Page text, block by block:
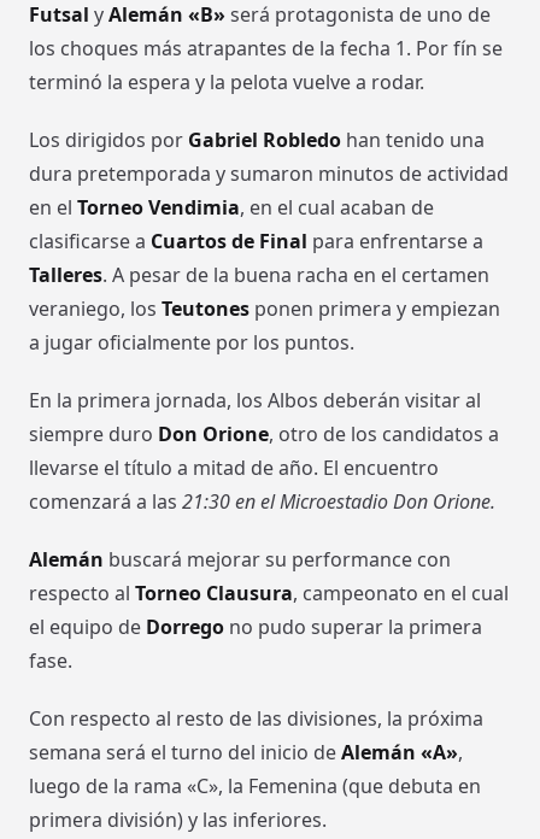
Futsal yAlemán «B» será protagonista de uno de
los choques más atrapantes de la fecha 1. Por fín se
terminó la espera y la pelota vuelve a rodar.
Los dirigidos por Gabriel Robledo han tenido una
dura pretemporada y sumaron minutos de actividad
en el Torneo Vendimia, en el cual acaban de
clasificarse a Cuartos de Final para enfrentarse a
Talleres. A pesar de la buena racha en el certamen
veraniego, los Teutones ponen primera y empiezan
a jugar oficialmente por los puntos.
En la primera jornada, los Albos deberán visitar al
siempre duro Don Orione, otro de los candidatos a
llevarse el título a mitad de año. El encuentro
comenzará a las 21:30 en el Microestadio Don Orione.
Alemán buscará mejorar su performance con
respecto al Torneo Clausura, campeonato en el cual
el equipo de Dorrego no pudo superar la primera
fase.
Con respecto al resto de las divisiones, la próxima
semana será el turno del inicio deAlemán «A»,
luego de la rama «C», la Femenina (que debuta en
primera división) y las inferiores.